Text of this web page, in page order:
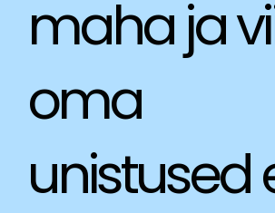
maha ja
oma
unistused